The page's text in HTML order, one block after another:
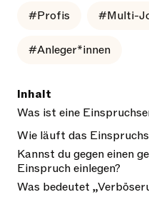
#Profis #Multi-
#Anleger*innen
Inhalt
Was ist eine
Wie läuft das
Kannst du gegen einen
Einspruch einlegen?
Was bedeutet